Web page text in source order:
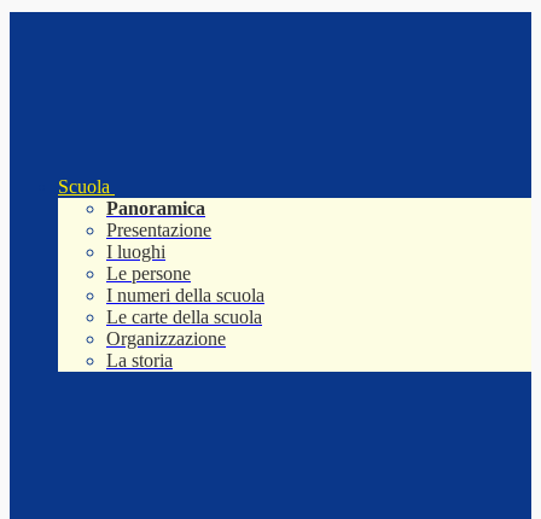
Scuola
Panoramica
Presentazione
I luoghi
Le persone
I numeri della scuola
Le carte della scuola
Organizzazione
La storia